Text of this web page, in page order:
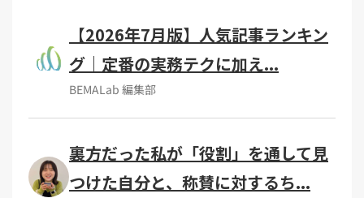
【2026年7月版】人気記事ランキン
グ｜定番の実務テクに加え...
BEMALab 編集部
裏方だった私が「役割」を通して見
つけた自分と、称賛に対するち...